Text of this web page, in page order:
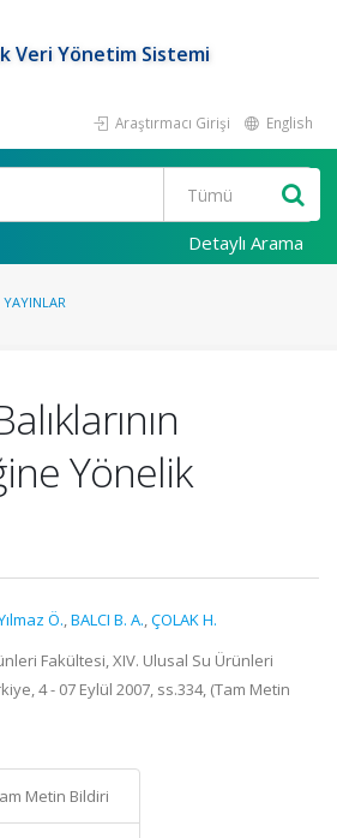
Veri Yönetim Sistemi
Araştırmacı Girişi English
Detaylı Arama
YAYINLAR
Yönelik
Ö.,BALCI B. A.,ÇOLAK H.
Fakültesi, XIV. Ulusal Su Ürünleri
4 - 07 Eylül 2007, ss.334, (Tam Metin
Metin Bildiri